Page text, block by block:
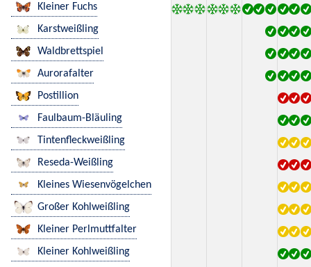
Kleiner Fuchs
Karstweißling
Waldbrettspiel
Aurorafalter
Postillion
Faulbaum-Bläuling
Tintenfleckweißling
Reseda-Weißling
Kleines Wiesenvögelchen
Großer Kohlweißling
Kleiner Perlmuttfalter
Kleiner Kohlweißling